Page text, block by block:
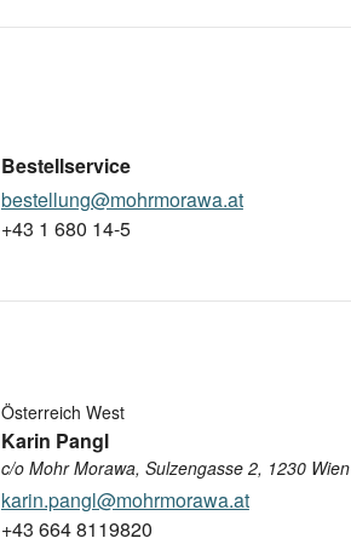
Bestellservice
bestellung@mohrmorawa.at
+43 1 680 14-5
Österreich West
Karin Pangl
c/o Mohr Morawa, Sulzengasse 2, 1230 Wien
karin.pangl@mohrmorawa.at
+43 664 8119820